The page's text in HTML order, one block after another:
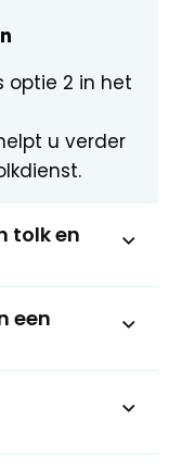
optie 2 in het
u verder
tolk en
een